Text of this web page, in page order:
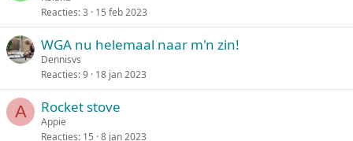
Reacties 3 15 feb 2023
WGA nu helemaal naar m'n zin!
Dennisvs
Reacties 9 18 jan 2023
A Rocket stove
Appie
Reacties 15 8 jan 2023